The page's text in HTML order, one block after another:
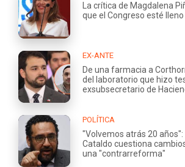
La crítica de Magdalena
que el Congreso esté
EX-ANTE
De una farmacia a
del laboratorio que hizo
exsubsecretario de
POLÍTICA
"Volvemos atrás 20
Cataldo cuestiona
una "contrarreforma"